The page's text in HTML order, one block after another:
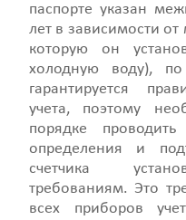
паспорте указан
лет в зависимости от
которую он
холодную воду),
гарантируется
учета, поэтому
порядке
определения и
счетчика
требованиям. Это
всех приборов